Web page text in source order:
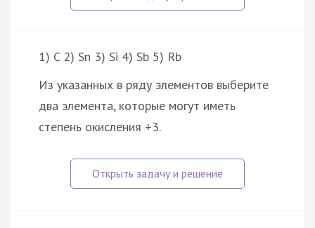
1) C 2) Sn 3) Si 4) Sb 5) Rb
Из указанных в ряду элементов выберите
два элемента, которые могут иметь
степень окисления +3.